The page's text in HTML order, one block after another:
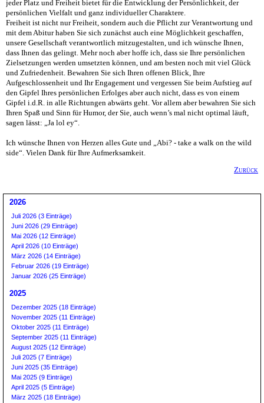
jeder Platz und Freiheit bietet für die Entwicklung der Persönlichkeit, der
persönlichen Vielfalt und ganz individueller Charaktere.
Freiheit ist nicht nur Freiheit, sondern auch die Pflicht zur Verantwortung und
mit dem Abitur haben Sie sich zunächst auch eine Möglichkeit geschaffen,
unsere Gesellschaft verantwortlich mitzugestalten, und ich wünsche Ihnen,
dass Ihnen das gelingt. Mehr noch aber hoffe ich, dass sie Ihre persönlichen
Zielsetzungen werden umsetzten können, und am besten noch mit viel Glück
und Zufriedenheit. Bewahren Sie sich Ihren offenen Blick, Ihre
Aufgeschlossenheit und Ihr Engagement und vergessen Sie beim Aufstieg auf
den Gipfel Ihres persönlichen Erfolges aber auch nicht, dass es von einem
Gipfel i.d.R. in alle Richtungen abwärts geht. Vor allem aber bewahren Sie sich
Ihren Spaß und Sinn für Humor, der Sie, auch wenn’s mal nicht optimal läuft,
sagen lässt: „Ja lol ey“.
Ich wünsche Ihnen von Herzen alles Gute und „Abi? - take a walk on the wild
side“. Vielen Dank für Ihre Aufmerksamkeit.
Zurück
2026
Juli 2026 (3 Einträge)
Juni 2026 (29 Einträge)
Mai 2026 (12 Einträge)
April 2026 (10 Einträge)
März 2026 (14 Einträge)
Februar 2026 (19 Einträge)
Januar 2026 (25 Einträge)
2025
Dezember 2025 (18 Einträge)
November 2025 (11 Einträge)
Oktober 2025 (11 Einträge)
September 2025 (11 Einträge)
August 2025 (12 Einträge)
Juli 2025 (7 Einträge)
Juni 2025 (35 Einträge)
Mai 2025 (9 Einträge)
April 2025 (5 Einträge)
März 2025 (18 Einträge)